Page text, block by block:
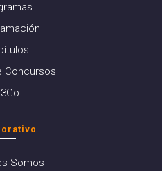
Concursos
Somos